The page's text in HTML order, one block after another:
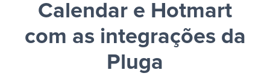
Calendar e Hotmart
com as integrações da
Pluga